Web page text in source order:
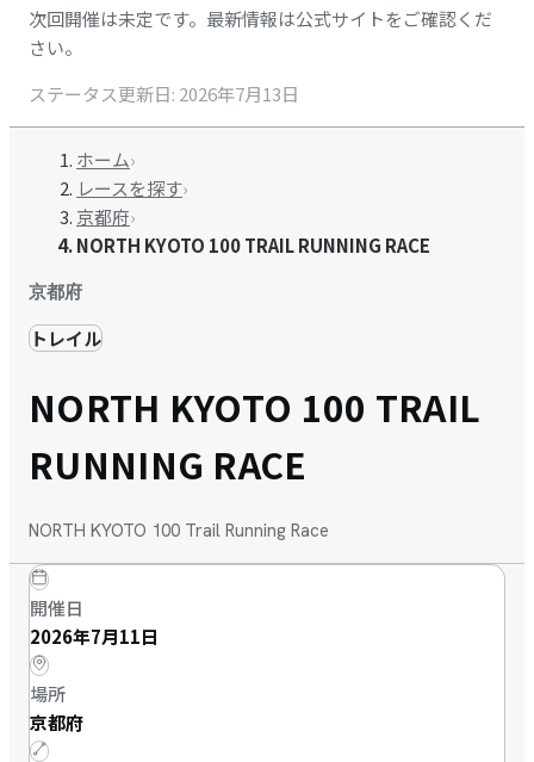
次回開催は未定です。最新情報は公式サイトをご確認くだ
さい。
ステータス更新日: 2026年7月13日
ホーム›
レースを探す›
京都府›
NORTH KYOTO 100 TRAIL RUNNING RACE
京都府
トレイル
NORTH KYOTO 100 TRAIL
RUNNING RACE
NORTH KYOTO 100 Trail Running Race
開催日
2026年7月11日
場所
京都府